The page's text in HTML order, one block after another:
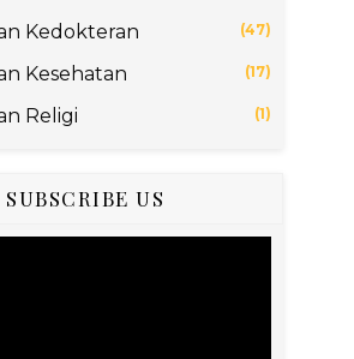
Kedokteran (47)
Kesehatan (17)
Religi (1)
SUBSCRIBE US